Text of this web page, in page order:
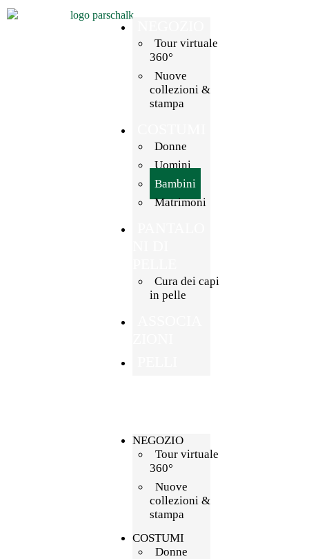
Tour virtuale
360°
Nuove
collezioni &
stampa
Donne
Uomini
Bambini
Matrimoni
Cura dei capi
in pelle
NEGOZIO
Tour virtuale
360°
Nuove
collezioni &
stampa
COSTUMI
Donne